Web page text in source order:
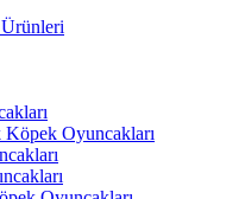
Oyuncakları